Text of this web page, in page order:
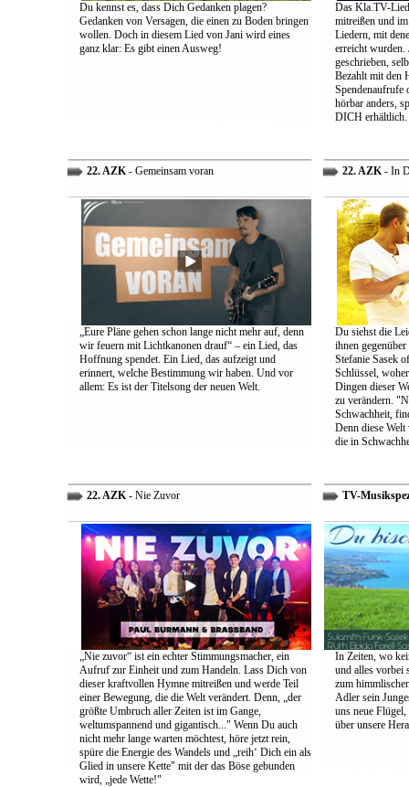
Du kennst es, dass Dich Gedanken plagen?
Gedanken von Versagen, die einen zu Boden bringen
wollen. Doch in diesem Lied von Jani wird eines
ganz klar: Es gibt einen Ausweg!
Das Kla.TV-
mitreißen und
Liedern, mit
erreicht wurden.
geschrieben,
Bezahlt mit den
Spendenaufrufe
hörbar anders,
DICH erhältlich.
22. AZK- Gemeinsam voran
„Eure Pläne gehen schon lange nicht mehr auf, denn
wir feuern mit Lichtkanonen drauf“ – ein Lied, das
Hoffnung spendet. Ein Lied, das aufzeigt und
erinnert, welche Bestimmung wir haben. Und vor
allem: Es ist der Titelsong der neuen Welt.
22. AZK- In
Du siehst die
ihnen
Stefanie Sasek
Schlüssel,
Dingen dieser
zu verändern.
Schwachheit,
Denn diese Welt
die in
22. AZK- Nie Zuvor
„Nie zuvor“ ist ein echter Stimmungsmacher, ein
Aufruf zur Einheit und zum Handeln. Lass Dich von
dieser kraftvollen Hymne mitreißen und werde Teil
einer Bewegung, die die Welt verändert. Denn, „der
größte Umbruch aller Zeiten ist im Gange,
weltumspannend und gigantisch..." Wenn Du auch
nicht mehr lange warten möchtest, höre jetzt rein,
spüre die Energie des Wandels und „reih‘ Dich ein als
Glied in unsere Kette" mit der das Böse gebunden
wird, „jede Wette!"
TV-
In Zeiten, wo
und alles vorbei
zum
Adler sein
uns neue
über unsere